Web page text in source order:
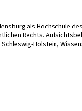
als Hochschule
Rechts.
Holstein,